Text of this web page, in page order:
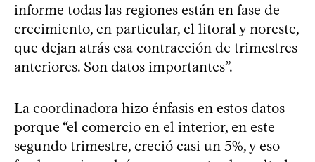
informe todas las regiones están en fase de
crecimiento, en particular, el litoral y noreste,
que dejan atrás esa contracción de trimestres
anteriores. Son datos importantes”.
La coordinadora hizo énfasis en estos datos
porque “el comercio en el interior, en este
segundo trimestre, creció casi un 5%, y eso